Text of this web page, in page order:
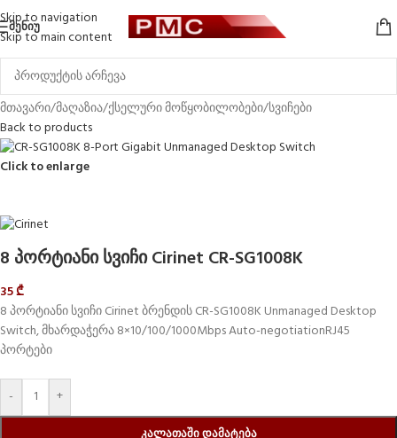
Skip to navigation
Skip to main content
ᲛᲔᲜᲘᲣ
მთავარი/მაღაზია/ქსელური მოწყობილობები/სვიჩები
Back to products
Click to enlarge
8 პორტიანი სვიჩი Cirinet CR-SG1008K
35₾
8 პორტიანი სვიჩი Cirinet ბრენდის CR-SG1008K Unmanaged Desktop
Switch, მხარდაჭერა 8×10/100/1000Mbps Auto-negotiationRJ45
პორტები
- +
ᲙᲐᲚᲐᲗᲐᲨᲘ ᲓᲐᲛᲐᲢᲔᲑᲐ